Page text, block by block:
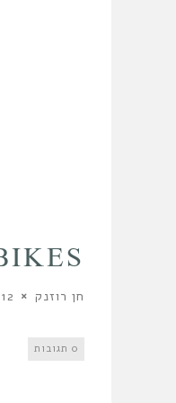
חן רוזנק 12 בינואר 2016
0 תגובות